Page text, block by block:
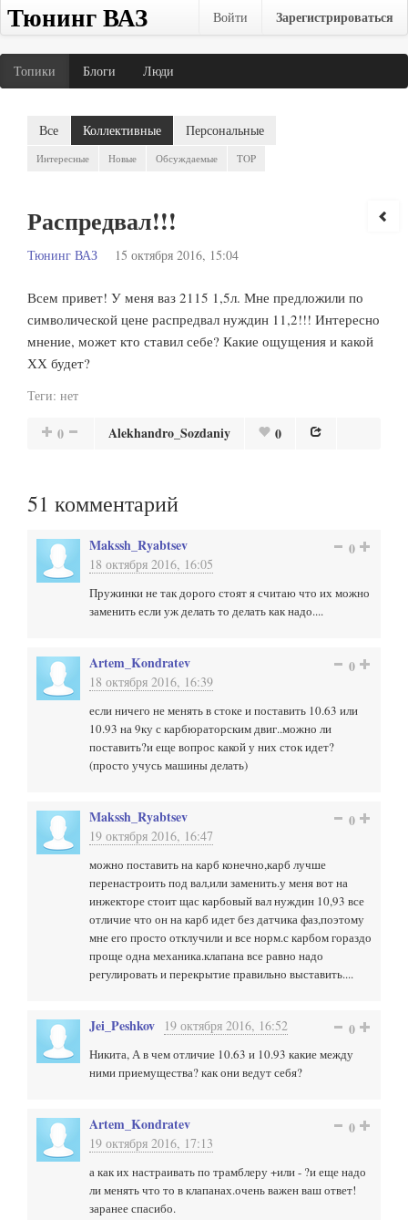
Тюнинг ВАЗ Войти Зарегистрироваться
Топики Блоги Люди
Все Коллективные Персональные
Интересные Новые Обсуждаемые TOP
Распредвал!!!
Тюнинг ВАЗ 15 октября 2016, 15:04
Всем привет! У меня ваз 2115 1,5л. Мне предложили по
символической цене распредвал нуждин 11,2!!! Интересно
мнение, может кто ставил себе? Какие ощущения и какой
ХХ будет?
Теги: нет
0 Alekhandro_Sozdaniy 0
51 комментарий
Makssh_Ryabtsev
18 октября 2016, 16:05
0
Пружинки не так дорого стоят я считаю что их можно
заменить если уж делать то делать как надо....
Artem_Kondratev
18 октября 2016, 16:39
0
если ничего не менять в стоке и поставить 10.63 или
10.93 на 9ку с карбюраторским двиг..можно ли
поставить?и еще вопрос какой у них сток идет?
(просто учусь машины делать)
Makssh_Ryabtsev
19 октября 2016, 16:47
0
можно поставить на карб конечно,карб лучше
перенастроить под вал,или заменить.у меня вот на
инжекторе стоит щас карбовый вал нуждин 10,93 все
отличие что он на карб идет без датчика фаз,поэтому
мне его просто отклучили и все норм.с карбом гораздо
проще одна механика.клапана все равно надо
регулировать и перекрытие правильно выставить....
Jei_Peshkov 19 октября 2016, 16:52 0
Никита, А в чем отличие 10.63 и 10.93 какие между
ними приемущества? как они ведут себя?
Artem_Kondratev
19 октября 2016, 17:13
0
а как их настраивать по трамблеру +или - ?и еще надо
ли менять что то в клапанах.очень важен ваш ответ!
заранее спасибо.